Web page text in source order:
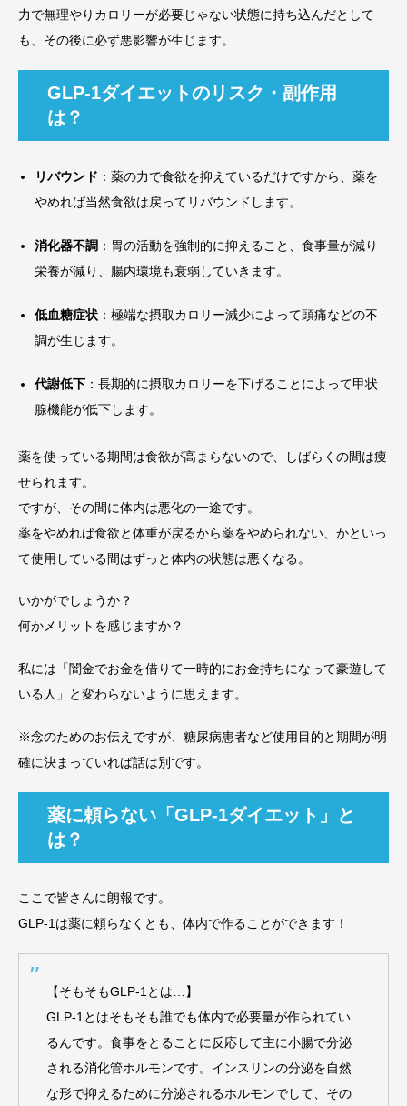
力で無理やりカロリーが必要じゃない状態に持ち込んだとして
も、その後に必ず悪影響が生じます。
GLP-1ダイエットのリスク・副作用
は？
リバウンド ：薬の力で食欲を抑えているだけですから、薬を
やめれば当然食欲は戻ってリバウンドします。
消化器不調 ：胃の活動を強制的に抑えること、食事量が減り
栄養が減り、腸内環境も衰弱していきます。
低血糖症状 ：極端な摂取カロリー減少によって頭痛などの不
調が生じます。
代謝低下 ：長期的に摂取カロリーを下げることによって甲状
腺機能が低下します。
薬を使っている期間は食欲が高まらないので、しばらくの間は痩
せられます。
ですが、その間に体内は悪化の一途です。
薬をやめれば食欲と体重が戻るから薬をやめられない、かといっ
て使用している間はずっと体内の状態は悪くなる。
いかがでしょうか？
何かメリットを感じますか？
私には「闇金でお金を借りて一時的にお金持ちになって豪遊して
いる人」と変わらないように思えます。
※念のためのお伝えですが、糖尿病患者など使用目的と期間が明
確に決まっていれば話は別です。
薬に頼らない「GLP-1ダイエット」と
は？
ここで皆さんに朗報です。
GLP-1は薬に頼らなくとも、体内で作ることができます！
【そもそもGLP-1とは…】
GLP-1とはそもそも誰でも体内で必要量が作られてい
るんです。食事をとることに反応して主に小腸で分泌
される消化管ホルモンです。インスリンの分泌を自然
な形で抑えるために分泌されるホルモンでして、その